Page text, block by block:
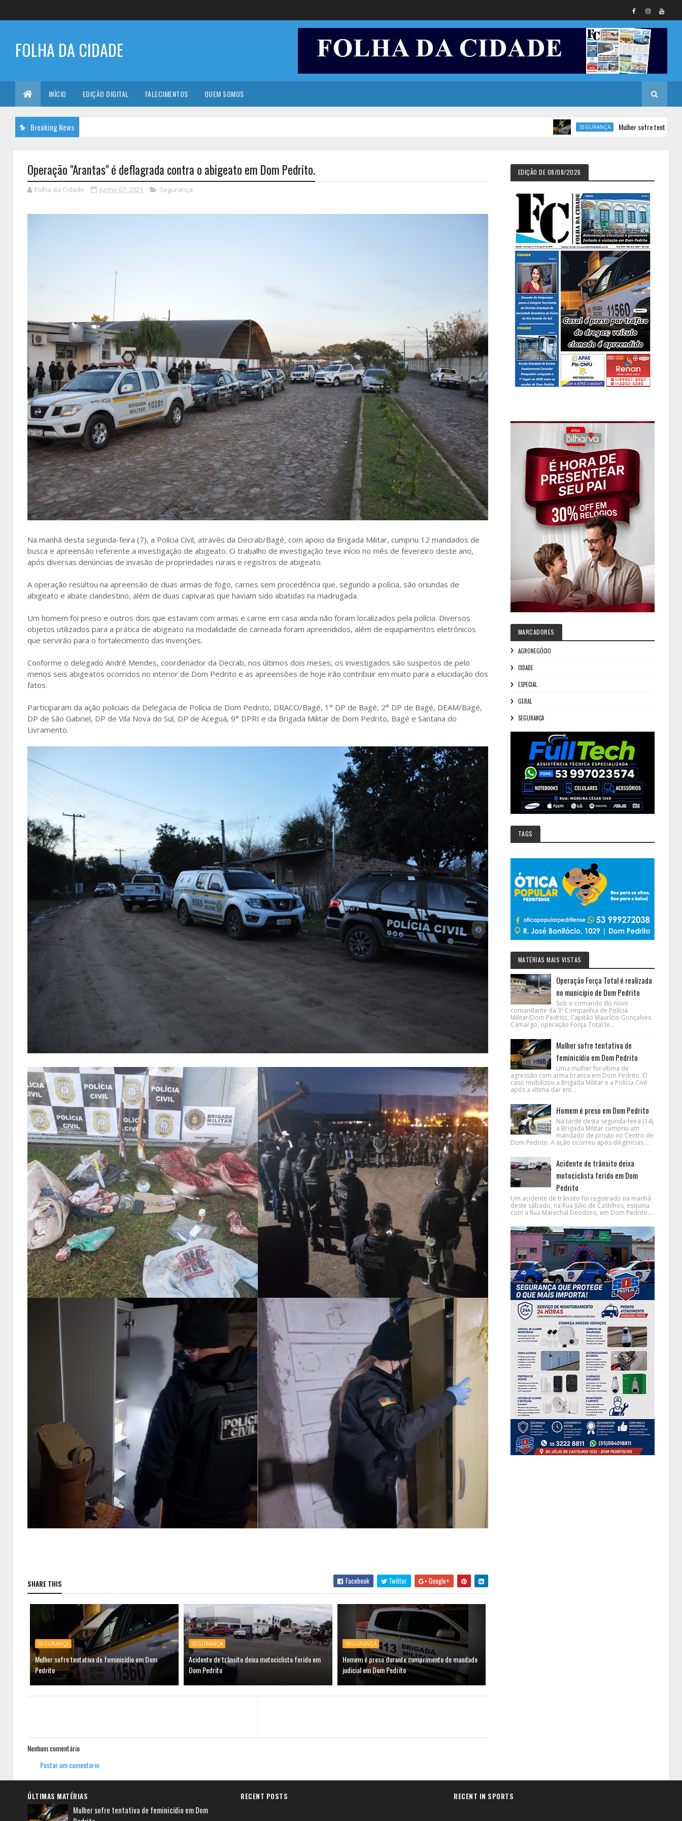
FOLHA DA CIDADE
INÍCIO EDIÇÃO DIGITAL FALECIMENTOS QUEM SOMOS
Breaking News SEGURANÇA Mulher sofre tentativa de feminicídio
Operação "Arantas" é deflagrada contra o abigeato em Dom Pedrito.
Folha da Cidade junho 07, 2021 Segurança
Na manhã desta segunda-feira (7), a Polícia Civil, através da Decrab/Bagé, com apoio da Brigada Militar, cumpriu 12 mandados de
busca e apreensão referente a investigação de abigeato. O trabalho de investigação teve início no mês de fevereiro deste ano,
após diversas denúncias de invasão de propriedades rurais e registros de abigeato.
A operação resultou na apreensão de duas armas de fogo, carnes sem procedência que, segundo a polícia, são oriundas de
abigeato e abate clandestino, além de duas capivaras que haviam sido abatidas na madrugada.
Um homem foi preso e outros dois que estavam com armas e carne em casa ainda não foram localizados pela polícia. Diversos
objetos utilizados para a prática de abigeato na modalidade de carneada foram apreendidos, além de equipamentos eletrônicos
que servirão para o fortalecimento das invenções.
Conforme o delegado André Mendes, coordenador da Decrab, nos últimos dois meses, os investigados são suspeitos de pelo
menos seis abigeatos ocorridos no interior de Dom Pedrito e as apreensões de hoje irão contribuir em muito para a elucidação dos
fatos.
Participaram da ação policiais da Delegacia de Polícia de Dom Pedrito, DRACO/Bagé, 1° DP de Bagé, 2° DP de Bagé, DEAM/Bagé,
DP de São Gabriel, DP de Vila Nova do Sul, DP de Aceguá, 9° DPRI e da Brigada Militar de Dom Pedrito, Bagé e Santana do
Livramento.
SHARE THIS Facebook Twitter Google+
SEGURANÇA
Mulher sofre tentativa de feminicídio em Dom
Pedrito
SEGURANÇA
Acidente de trânsito deixa motociclista ferido em
Dom Pedrito
SEGURANÇA
Homem é preso durante cumprimento de mandado
judicial em Dom Pedrito
Nenhum comentário
Postar um comentário
EDIÇÃO DE 08/08/2026
MARCADORES
AGRONEGÓCIO
CIDADE
ESPECIAL
GERAL
SEGURANÇA
TAGS
MATÉRIAS MAIS VISTAS
Operação Força Total é realizada
no município de Dom Pedrito
Sob o comando do novo
comandante da 3ª Companhia de Polícia
Militar/Dom Pedrito, Capitão Maurício Gonçalves
Camargo, operação Força Total te...
Mulher sofre tentativa de
feminicídio em Dom Pedrito
Uma mulher foi vítima de
agressão com arma branca em Dom Pedrito. O
caso mobilizou a Brigada Militar e a Polícia Civil
após a vítima dar ent...
Homem é preso em Dom Pedrito
Na tarde desta segunda-feira (14),
a Brigada Militar cumpriu um
mandado de prisão no Centro de
Dom Pedrito. A ação ocorreu após diligências ...
Acidente de trânsito deixa
motociclista ferido em Dom
Pedrito
Um acidente de trânsito foi registrado na manhã
deste sábado, na Rua Júlio de Castilhos, esquina
com a Rua Marechal Deodoro, em Dom Pedrito....
ÚLTIMAS MATÉRIAS
Mulher sofre tentativa de feminicídio em Dom
RECENT POSTS RECENT IN SPORTS